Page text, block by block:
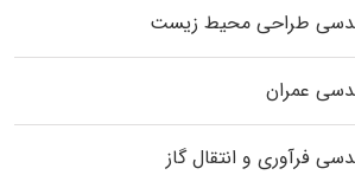
طراحی محیط زیست
عمران
فرآوری و انتقال گاز